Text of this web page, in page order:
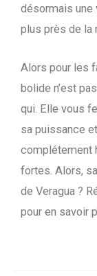
désormais une
plus près de la
Alors pour les
bolide n’est
qui. Elle vous
sa puissance
complétement
fortes. Alors,
de Veragua ?
pour en savoir